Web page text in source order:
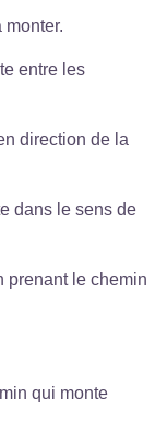
monter.
entre les
direction de la
dans le sens de
prenant le chemin
qui monte